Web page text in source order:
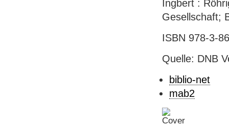
Ingbert :
Gesellschaft;
ISBN 978-3-
Quelle: DNB
biblio-net
mab2